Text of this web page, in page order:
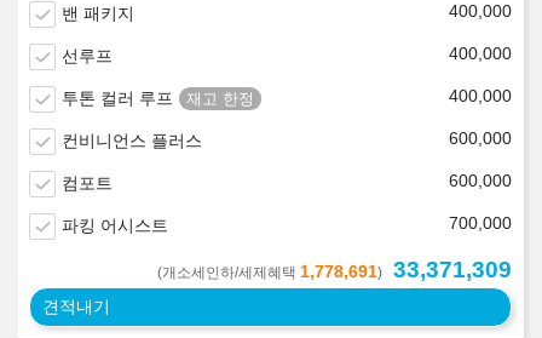
밴 패키지 400,000
선루프 400,000
투톤 컬러 루프 400,000
컨비니언스 플러스 600,000
컴포트 600,000
파킹 어시스트 700,000
(개소세인하/세제혜택 1,778,691) 33,371,309
견적내기